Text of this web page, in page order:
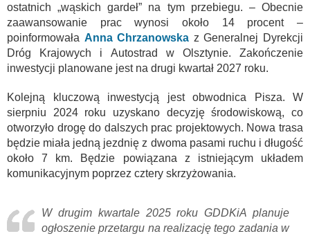
ostatnich „wąskich gardeł” na tym przebiegu. – Obecnie
zaawansowanie prac wynosi około 14 procent –
poinformowała Anna Chrzanowska z Generalnej Dyrekcji
Dróg Krajowych i Autostrad w Olsztynie. Zakończenie
inwestycji planowane jest na drugi kwartał 2027 roku.
Kolejną kluczową inwestycją jest obwodnica Pisza. W
sierpniu 2024 roku uzyskano decyzję środowiskową, co
otworzyło drogę do dalszych prac projektowych. Nowa trasa
będzie miała jedną jezdnię z dwoma pasami ruchu i długość
około 7 km. Będzie powiązana z istniejącym układem
komunikacyjnym poprzez cztery skrzyżowania.
W drugim kwartale 2025 roku GDDKiA planuje
ogłoszenie przetargu na realizację tego zadania w